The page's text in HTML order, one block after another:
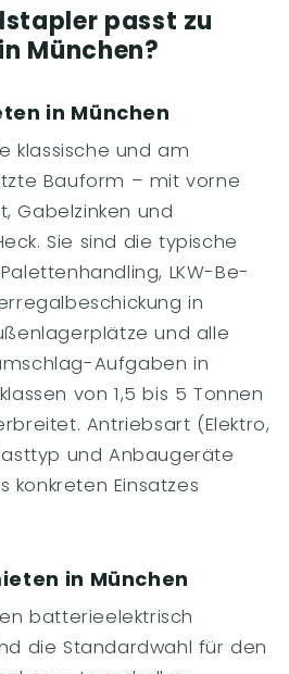
passt zu
München?
in München
klassische und am
Bauform – mit vorne
Gabelzinken und
Sie sind die typische
LKW-Be-
in
und alle
Aufgaben in
von 1,5 bis 5 Tonnen
Antriebsart (Elektro,
und Anbaugeräte
konkreten Einsatzes
in München
batterieelektrisch
die Standardwahl für den